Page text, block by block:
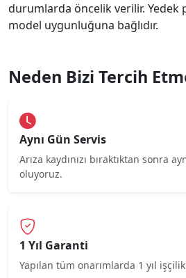
durumlarda öncelik verilir. Yedek
model uygunluğuna bağlıdır.
Neden Bizi Tercih
Aynı Gün Servis
Arıza kaydınızı bıraktıktan sonra
oluyoruz.
1 Yıl Garanti
Yapılan tüm onarımlarda 1 yıl